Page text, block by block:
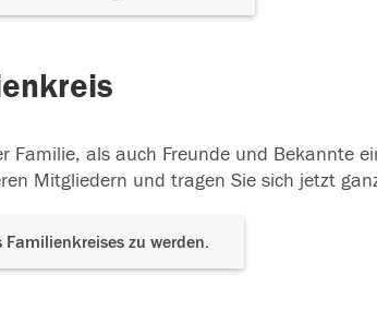
als auch Freunde und Bekannte
Mitgliedern und tragen Sie sich jetzt
zu werden.